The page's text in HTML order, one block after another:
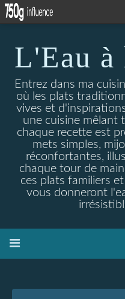
L'Eau à
Entrez dans ma
où les plats
vives et
une cuisine mêlant
chaque recette est
mets simples,
réconfortantes,
chaque tour de
ces plats familiers
vous donneront